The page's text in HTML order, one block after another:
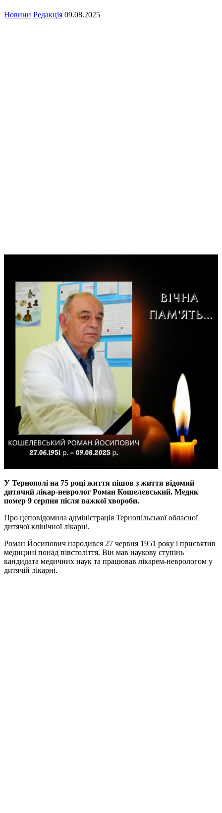
Новини Редакція 09.08.2025
У Тернополі на 75 році життя пішов з життя відомий
дитячий лікар-невролог Роман Кошелевський. Медик
помер 9 серпня після важкої хвороби.
Про цеповідомила адміністрація Тернопільської обласної
дитячої клінічної лікарні.
Роман Йосипович народився 27 червня 1951 року і присвятив
медицині понад півстоліття. Він мав наукову ступінь
кандидата медичних наук та працював лікарем-неврологом у
дитячій лікарні.